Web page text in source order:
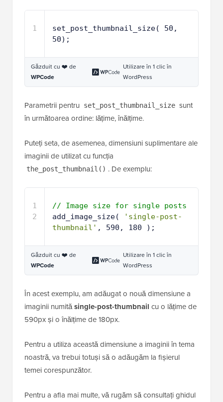
1
set_post_thumbnail_size( 50,
50);
Găzduit cu ❤️ de
WPCode
Utilizare în 1 clic în
WordPress
Parametrii pentru set_post_thumbnail_size sunt
în următoarea ordine: lățime, înălțime.
Puteți seta, de asemenea, dimensiuni suplimentare ale
imaginii de utilizat cu funcția
the_post_thumbnail() . De exemplu:
1
2
// Image size for single posts
add_image_size(
'single-post-
thumbnail' , 590, 180 );
Găzduit cu ❤️ de
WPCode
Utilizare în 1 clic în
WordPress
În acest exemplu, am adăugat o nouă dimensiune a
imaginii numităsingle-post-thumbnail cu o lățime de
590px și o înălțime de 180px.
Pentru a utiliza această dimensiune a imaginii în tema
noastră, va trebui totuși să o adăugăm la fișierul
temei corespunzător.
Pentru a afla mai multe, vă rugăm să consultați ghidul